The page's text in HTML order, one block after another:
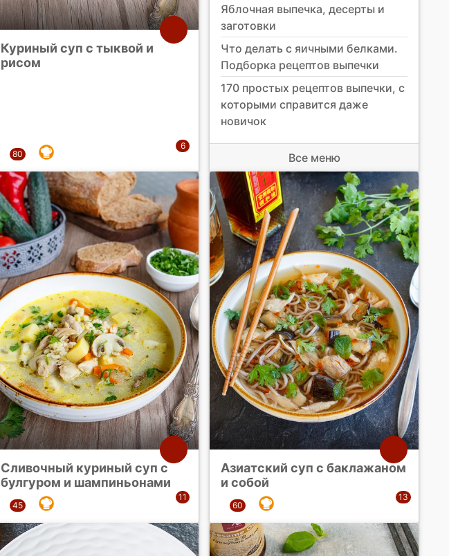
Куриный суп с тыквой и
рисом
Яблочная выпечка, десерты и
заготовки
Что делать с яичными белками.
Подборка рецептов выпечки
170 простых рецептов выпечки, с
которыми справится даже
новичок
Все меню
Сливочный куриный суп с
булгуром и шампиньонами
Азиатский суп с баклажаном
и собой